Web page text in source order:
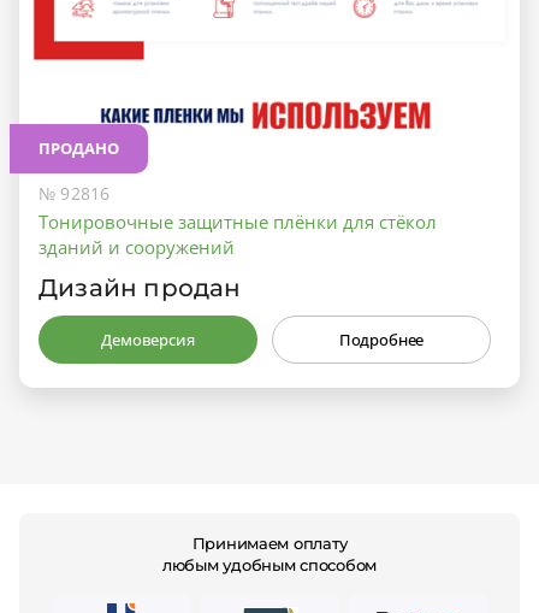
ПРОДАНО
№ 92816
Тонировочные защитные плёнки для стёкол
зданий и сооружений
Дизайн продан
Демоверсия Подробнее
Принимаем оплату
любым удобным способом